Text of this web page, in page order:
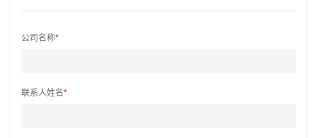
公司名称*
联系人姓名*